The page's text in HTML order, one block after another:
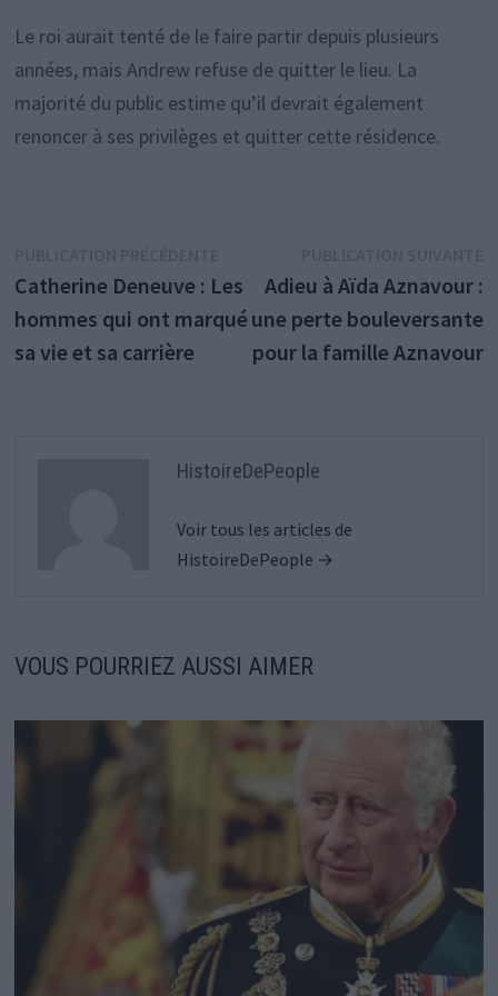
Le roi aurait tenté de le faire partir depuis plusieurs
années, mais Andrew refuse de quitter le lieu. La
majorité du public estime qu’il devrait également
renoncer à ses privilèges et quitter cette résidence.
de
l’article
précédente :
Catherine Deneuve : Les
hommes qui ont marqué
sa vie et sa carrière
Adieu à Aïda Aznavour :
une perte bouleversante
pour la famille Aznavour
HistoireDePeople
Voir tous les articles de
HistoireDePeople →
VOUS POURRIEZ AUSSI AIMER